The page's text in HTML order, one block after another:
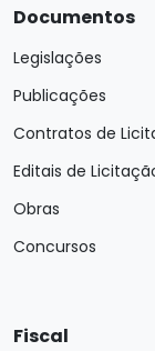
Documentos
Legislações
Publicações
Contratos de
Editais de
Obras
Concursos
Fiscal